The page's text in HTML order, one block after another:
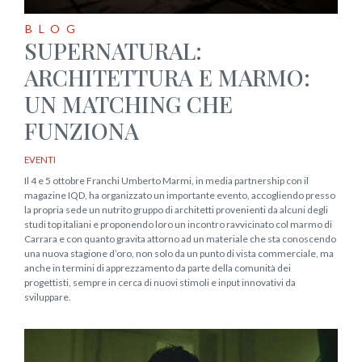
BLOG
SUPERNATURAL:
ARCHITETTURA E MARMO:
UN MATCHING CHE
FUNZIONA
EVENTI
Il 4 e 5 ottobre Franchi Umberto Marmi, in media partnership con il
magazine IQD, ha organizzato un importante evento, accogliendo presso
la propria sede un nutrito gruppo di architetti provenienti da alcuni degli
studi top italiani e proponendo loro un incontro ravvicinato col marmo di
Carrara e con quanto gravita attorno ad un materiale che sta conoscendo
una nuova stagione d’oro, non solo da un punto di vista commerciale, ma
anche in termini di apprezzamento da parte della comunità dei
progettisti, sempre in cerca di nuovi stimoli e input innovativi da
sviluppare.